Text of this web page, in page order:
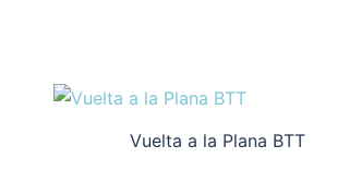
Vuelta a la Plana BTT